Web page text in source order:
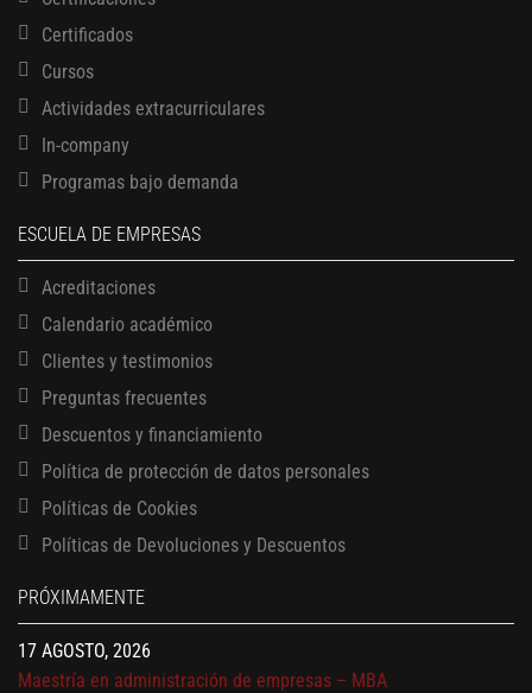
Certificados
Cursos
Actividades extracurriculares
In-company
Programas bajo demanda
ESCUELA DE EMPRESAS
Acreditaciones
Calendario académico
Clientes y testimonios
Preguntas frecuentes
Descuentos y financiamiento
Política de protección de datos personales
Políticas de Cookies
Políticas de Devoluciones y Descuentos
PRÓXIMAMENTE
13 AGOSTO, 2026
17 AGOSTO, 2026
Gerencia de empresas familiares
17 AGOSTO, 2026
Maestría en administración de empresas – MBA